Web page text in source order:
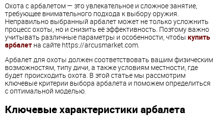
Охота с арбалетом — это увлекательное и сложное занятие,
требующее внимательного подхода к выбору оружия.
Неправильно выбранный арбалет может не только усложнить
процесс охоты, но и снизить её эффективность. Поэтому важно
учитывать различные параметры и особенности, чтобы купить
арбалет на сайте https://arcusmarket.com.
Арбалет для охоты должен соответствовать вашим физическим
возможностям, типу дичи, а также условиям местности, где
будет происходить охота. В этой статье мы рассмотрим
ключевые критерии выбора арбалета и поможем определиться
с оптимальной моделью.
Ключевые характеристики арбалета